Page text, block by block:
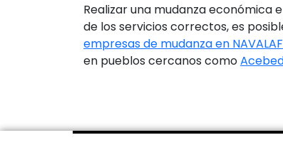
Realizar una mudanza económica
de los servicios correctos, es
empresas de mudanza en
en pueblos cercanos como